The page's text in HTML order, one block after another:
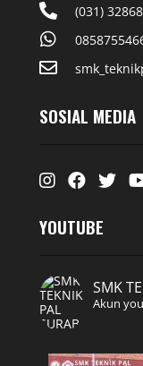
(031)
SOSIAL MEDIA
Instagram
FacebookTwitter
YOUTUBE
SMK
Akun